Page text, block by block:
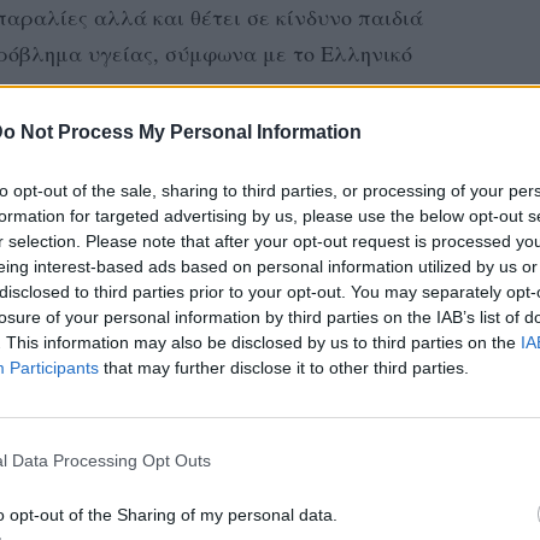
Not Process My Personal Information
opt-out of the sale, sharing to third parties, or processing of your
for targeted advertising by us, please use the below opt-out
selection. Please note that after your opt-out request is processed
interest-based ads based on personal information utilized by us
to third parties prior to your opt-out. You may separately
of your personal information by third parties on the IAB’s list of
This information may also be disclosed by us to third parties on the
Participants that may further disclose it to other third parties.
Data Processing Opt Outs
opt-out of the Sharing of my personal data.
αλλά και θέτει σε κίνδυνο παιδιά
υγείας, σύμφωνα με το Ελληνικό
πολίτες τις μέδουσες έξω στην
έξω στην παραλία με τη ζέστη αρχίζουνε
λίγη ώρα. Άρα είναι μια ακόμα εστία
να κάτσει κανένας να την καθαρίσει.
πλοκάμια της μέδουσας ακόμα και εάν
άμμο εκκρίνει ένα υγρό το οποίο
Και τα άτομα που τσιμπηθούν από
πρώτες βοήθειες.
βεβαρημένο πρόβλημα υγείας μπορεί να
βεβαίως πάντα από το είδος της